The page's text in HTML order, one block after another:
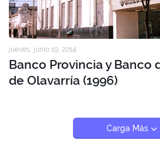
jueves, junio 19, 2014
Banco Provincia y Banco
de Olavarría (1996)
Carga Más